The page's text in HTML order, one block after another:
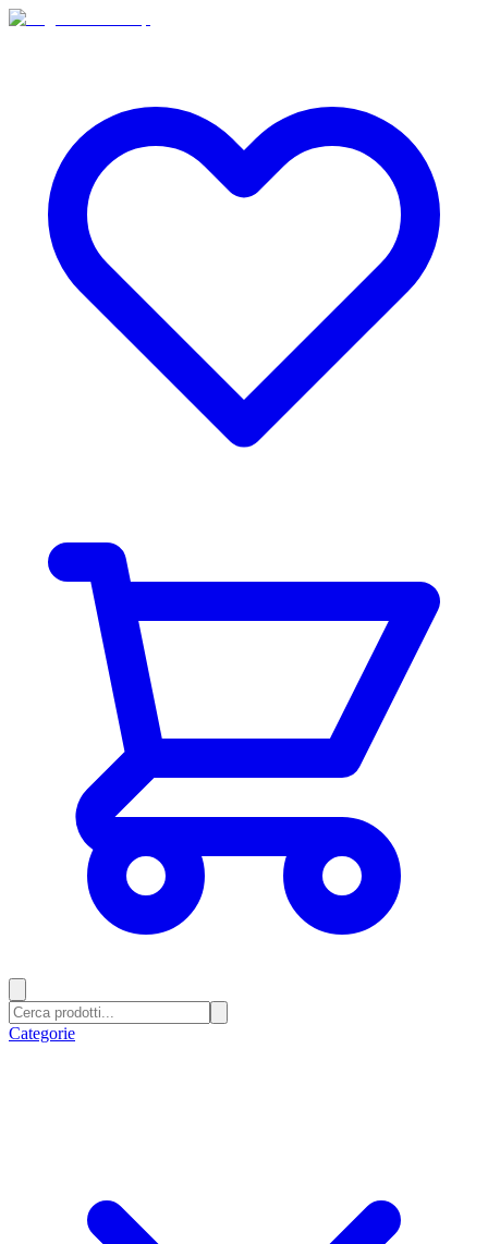
Categorie